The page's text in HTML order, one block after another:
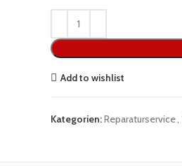
Add to wishlist
Kategorien:Reparaturservice,